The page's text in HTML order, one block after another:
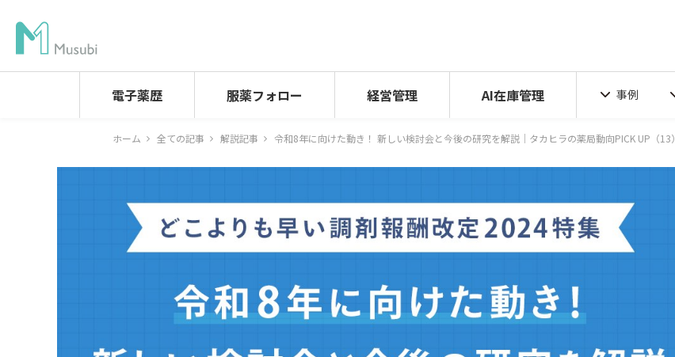
電子薬歴 服薬フォロー 経営管理 AI在庫管理 事例
ホーム 全ての記事 解説記事 令和8年に向けた動き！ 新しい検討会と今後の研究を解説｜タカヒラの薬局動向PICK UP（13）